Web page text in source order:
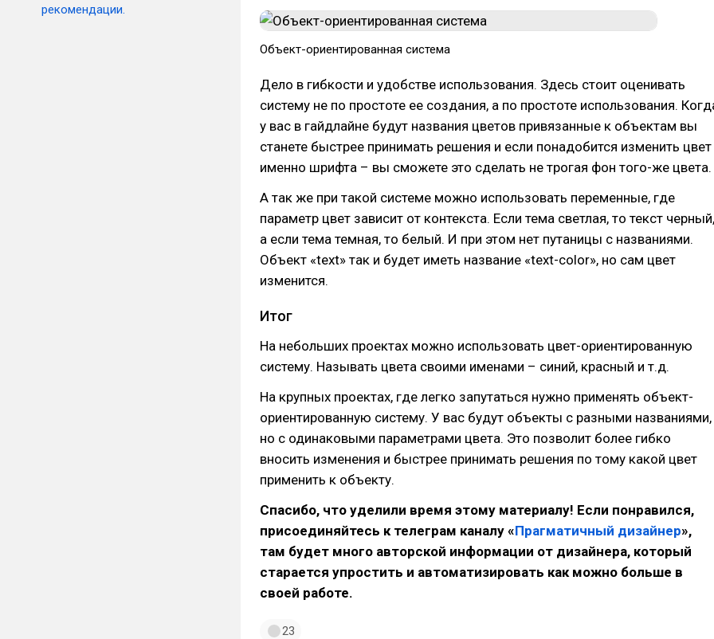
рекомендации.
Объект-ориентированная система
Дело в гибкости и удобстве использования. Здесь стоит оценивать
систему не по простоте ее создания, а по простоте использования.
у вас в гайдлайне будут названия цветов привязанные к объектам вы
станете быстрее принимать решения и если понадобится изменить цвет
именно шрифта – вы сможете это сделать не трогая фон того-же цвета.
А так же при такой системе можно использовать переменные, где
параметр цвет зависит от контекста. Если тема светлая, то текст черный,
а если тема темная, то белый. И при этом нет путаницы с названиями.
Объект «text» так и будет иметь название «text-color», но сам цвет
изменится.
Итог
На небольших проектах можно использовать цвет-ориентированную
систему. Называть цвета своими именами – синий, красный и т.д.
На крупных проектах, где легко запутаться нужно применять объект-
ориентированную систему. У вас будут объекты с разными названиями,
но с одинаковыми параметрами цвета. Это позволит более гибко
вносить изменения и быстрее принимать решения по тому какой цвет
применить к объекту.
Спасибо, что уделили время этому материалу! Если понравился,
присоединяйтесь к телеграм каналу «Прагматичный дизайнер»,
там будет много авторской информации от дизайнера, который
старается упростить и автоматизировать как можно больше в
своей работе.
23